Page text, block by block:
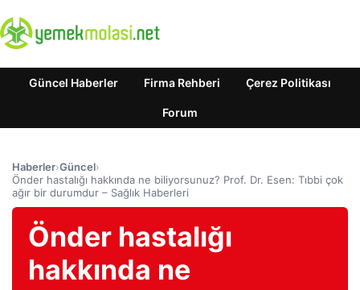
Güncel Haberler Firma Rehberi Çerez Politikası
Forum
Haberler›Güncel›
Önder hastalığı hakkında ne biliyorsunuz? Prof. Dr. Esen: Tıbbi çok
ağır bir durumdur – Sağlık Haberleri
Önder hastalığı
hakkında ne